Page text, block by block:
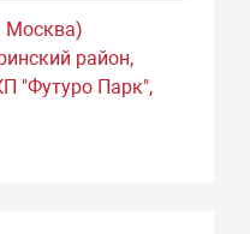
Москва)
район,
"Футуро Парк",